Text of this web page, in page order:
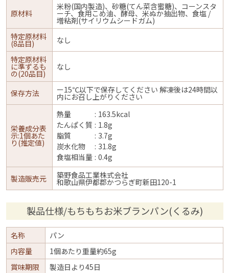
原材料
米粉(国内製造)、砂糖(てん菜含蜜糖)、コーンスタ
ーチ、食用こめ油、酵母、米ぬか抽出物、食塩 /
増粘剤(サイリウムシードガム)
特定原材料
(8品目)
なし
特定原材料
に準ずるも
の(20品目)
なし
保存方法 ー15℃以下で保存してください 解凍後は24時間以
内にお召し上がりください
栄養成分表
示:1個あた
り(推定値)
熱量
163.5kcal
たんぱく質
1.8g
脂質
3.7g
炭水化物
31.8g
食塩相当量 0.4g
製造販売元 築野食品工業株式会社
和歌山県伊都郡かつらぎ町新田120-1
製品仕様/もちもちお米ブランパン(くるみ)
名称
パン
内容量
1個あたり重量約65g
賞味期限
製造日より45日